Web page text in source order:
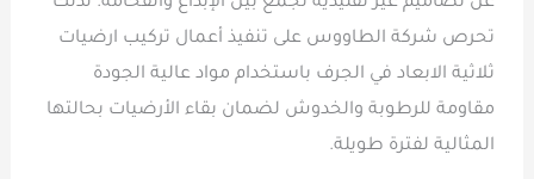
تحرص شركة الطاووس على تنفيذ أعمال تركيب ارضيات
ثلاثية الابعاد في الجرف باستخدام مواد عالية الجودة
مقاومة للرطوبة والخدوش لضمان بقاء الأرضيات بحالتها
المثالية لفترة طويلة.